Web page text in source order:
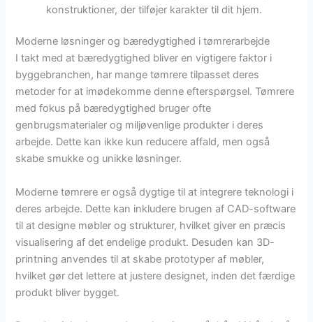
konstruktioner, der tilføjer karakter til dit hjem.
Moderne løsninger og bæredygtighed i tømrerarbejde
I takt med at bæredygtighed bliver en vigtigere faktor i
byggebranchen, har mange tømrere tilpasset deres
metoder for at imødekomme denne efterspørgsel. Tømrere
med fokus på bæredygtighed bruger ofte
genbrugsmaterialer og miljøvenlige produkter i deres
arbejde. Dette kan ikke kun reducere affald, men også
skabe smukke og unikke løsninger.
Moderne tømrere er også dygtige til at integrere teknologi i
deres arbejde. Dette kan inkludere brugen af CAD-software
til at designe møbler og strukturer, hvilket giver en præcis
visualisering af det endelige produkt. Desuden kan 3D-
printning anvendes til at skabe prototyper af møbler,
hvilket gør det lettere at justere designet, inden det færdige
produkt bliver bygget.